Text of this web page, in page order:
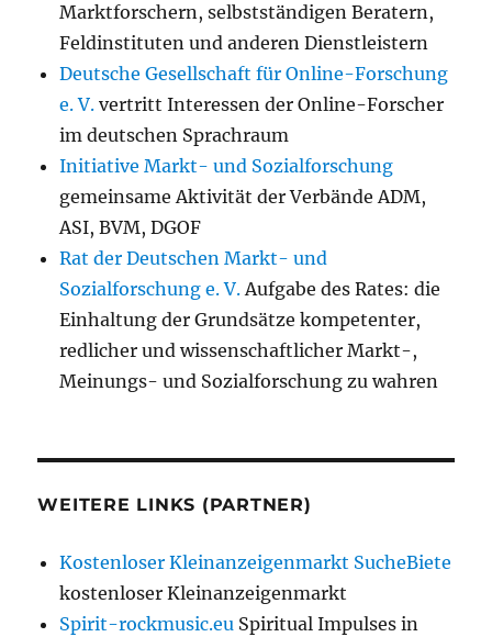
Marktforschern, selbstständigen Beratern,
Feldinstituten und anderen Dienstleistern
Deutsche Gesellschaft für Online-Forschung
e. V. vertritt Interessen der Online-Forscher
im deutschen Sprachraum
Initiative Markt- und Sozialforschung
gemeinsame Aktivität der Verbände ADM,
ASI, BVM, DGOF
Rat der Deutschen Markt- und
Sozialforschung e. V.Aufgabe des Rates: die
Einhaltung der Grundsätze kompetenter,
redlicher und wissenschaftlicher Markt-,
Meinungs- und Sozialforschung zu wahren
WEITERE LINKS (PARTNER)
Kostenloser Kleinanzeigenmarkt SucheBiete
kostenloser Kleinanzeigenmarkt
Spirit-rockmusic.eu Spiritual Impulses in